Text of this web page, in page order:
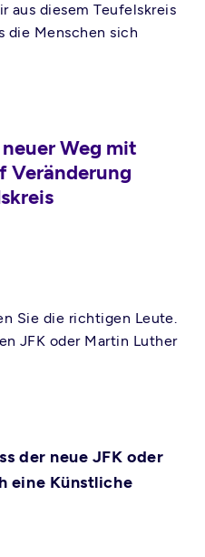
aus diesem Teufelskreis
die Menschen sich
Weg mit
Veränderung
Sie die richtigen Leute.
JFK oder Martin Luther
der neue JFK oder
eine Künstliche